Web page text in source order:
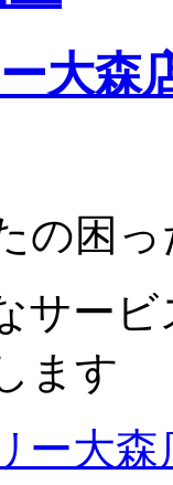
大森
の困
サー
ます
ー大森